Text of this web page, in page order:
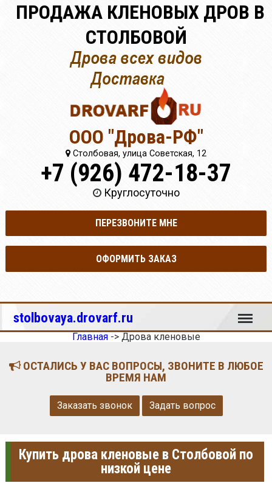
ПРОДАЖА КЛЕНОВЫХ ДРОВ В
СТОЛБОВОЙ
ООО "Дрова-РФ"
Столбовая, улица Советская, 12
+7 (926) 472-18-37
Круглосуточно
ПЕРЕЗВОНИТЕ МНЕ
ОФОРМИТЬ ЗАКАЗ
stolbovaya.drovarf.ru Меню
Главная-> Дрова кленовые
ОСТАЛИСЬ У ВАС ВОПРОСЫ, ЗВОНИТЕ В ЛЮБОЕ
ВРЕМЯ НАМ
Заказать звонок Задать вопрос
Купить дрова кленовые в Столбовой по
низкой цене